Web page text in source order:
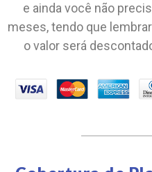
e ainda você não
meses, tendo que
o valor será